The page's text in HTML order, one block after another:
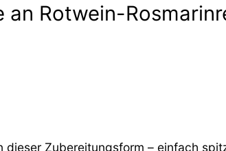
an Rotwein-
Zubereitungsform – einfach